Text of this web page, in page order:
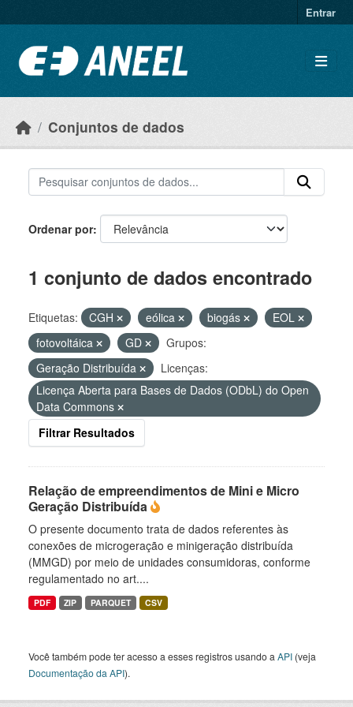
Entrar
Conjuntos de dados
Ordenar por
1 conjunto de dados encontrado
Etiquetas: CGH eólica biogás
EOL
fotovoltáica
GD
Grupos:
Geração Distribuída
Licenças:
Licença Aberta para Bases de Dados (ODbL) do Open
Data Commons
Filtrar Resultados
Relação de empreendimentos de Mini e Micro
Geração Distribuída
O presente documento trata de dados referentes às
conexões de microgeração e minigeração distribuída
(MMGD) por meio de unidades consumidoras, conforme
regulamentado no art....
PDF ZIP PARQUET CSV
Você também pode ter acesso a esses registros usando a API (veja
Documentação da API).